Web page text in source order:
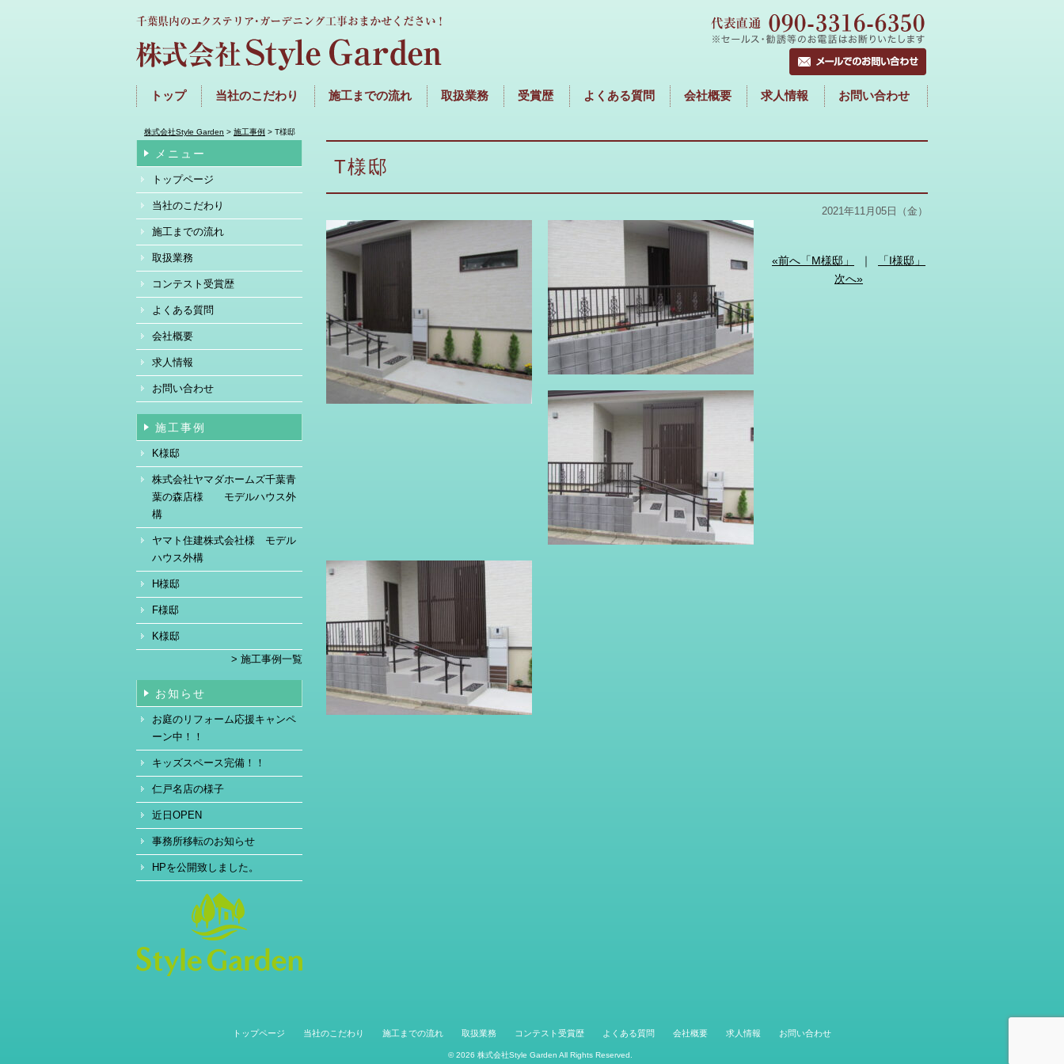
トップ 当社のこだわり 施工までの流れ 取扱業務 受賞歴 よくある質問 会社概要 求人情報 お問い合わせ
株式会社Style Garden > 施工事例 > T様邸
T様邸
2021年11月05日（金）
«前へ「M様邸」 ｜
「I様邸」
次へ»
メニュー
トップページ
当社のこだわり
施工までの流れ
取扱業務
コンテスト受賞歴
よくある質問
会社概要
求人情報
お問い合わせ
施工事例
K様邸
株式会社ヤマダホームズ千葉青
葉の森店様 モデルハウス外
構
ヤマト住建株式会社様 モデル
ハウス外構
H様邸
F様邸
K様邸
> 施工事例一覧
お知らせ
お庭のリフォーム応援キャンペ
ーン中！！
キッズスペース完備！！
仁戸名店の様子
近日OPEN
事務所移転のお知らせ
HPを公開致しました。
トップページ 当社のこだわり 施工までの流れ 取扱業務 コンテスト受賞歴 よくある質問 会社概要 求人情報 お問い合わせ
© 2026 株式会社Style Garden All Rights Reserved.